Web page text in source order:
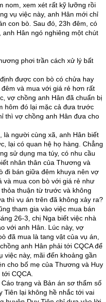
nom, xem xét rất kỹ lưỡng rồi
vụ việc này, anh Hân mới chỉ
con bò. Sau đó, 23h đêm, có
Hân ngó nghiêng một chút
phơi trần cách xử lý bất
được con bò có chửa hay
và mua với giá rẻ hơn rất
vợ chồng anh Hân đã chuẩn bị
hôm đó lại mặc cả đưa trước
thì vợ chồng anh Hân đưa cho
là người cùng xã, anh Hân biết
lại có quan hệ họ hàng. Chẳng
sử dụng ma túy, có nhu cầu
nhân thân của Thương và
đi bán giữa đêm khuya nên vợ
và mua con bò với giá rẻ như
thuận từ trước và không
thì vụ án trên đã không xảy ra?
tham gia vào việc mua bán
26-3, chị Nga biết việc nhà
với anh Hân. Lúc này, vợ
đã mua là tang vật của vụ án,
anh Hân phải tới CQCA để
việc này, mãi đến khoảng gần
cho bố mẹ của Thương và Huy
CQCA.
trạng và Bản án sơ thẩm số
Tiên lại không hề nhắc tới vai